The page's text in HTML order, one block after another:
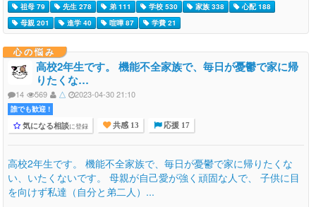
祖母 79
先生 278 弟 111 学校 530 家族 338
心配 188
母親 201
進学 40 喧嘩 87 学費 21
心の悩み
高校2年生です。 機能不全家族で、毎日が憂鬱で家に帰
りたくな…
14 569 △ 2023-04-30 21:10
誰でも歓迎 !
気になる相談に登録 共感 13 応援 17
高校2年生です。 機能不全家族で、毎日が憂鬱で家に帰りたくな
い、いたくないです。 母親が自己愛が強く頑固な人で、 子供に目
を向けず私達（自分と弟二人）...